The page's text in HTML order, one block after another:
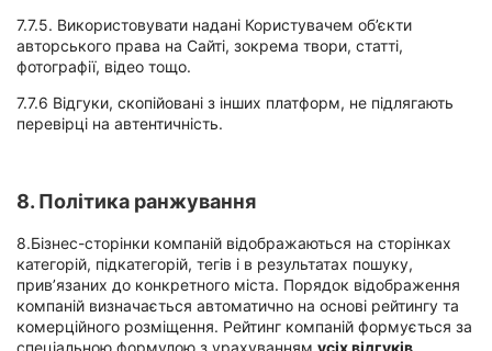
7.7.5. Використовувати надані Користувачем об’єкти
авторського права на Сайті, зокрема твори, статті,
фотографії, відео тощо.
7.7.6 Відгуки, скопійовані з інших платформ, не підлягають
перевірці на автентичність.
8. Політика ранжування
8.Бізнес-сторінки компаній відображаються на сторінках
категорій, підкатегорій, тегів і в результатах пошуку,
прив’язаних до конкретного міста. Порядок відображення
компаній визначається автоматично на основі рейтингу та
комерційного розміщення. Рейтинг компаній формується за
спеціальною формулою з урахуванням усіх відгуків,